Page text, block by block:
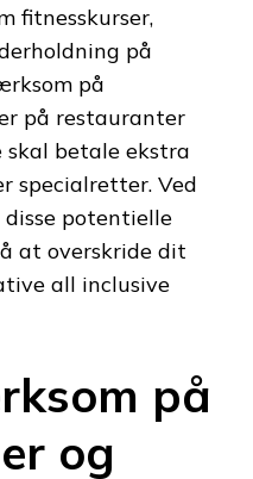
fitnesskurser,
på
på
på restauranter
skal betale ekstra
specialretter. Ved
potentielle
at overskride dit
all inclusive
på
og